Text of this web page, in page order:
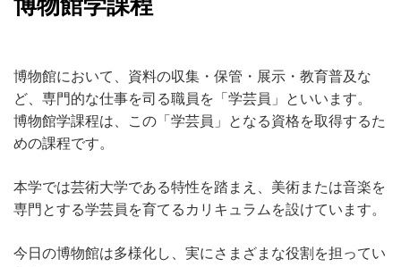
博物館学課程
博物館において、資料の収集・保管・展示・教育普及な
ど、専門的な仕事を司る職員を「学芸員」といいます。
博物館学課程は、この「学芸員」となる資格を取得するた
めの課程です。
本学では芸術大学である特性を踏まえ、美術または音楽を
専門とする学芸員を育てるカリキュラムを設けています。
今日の博物館は多様化し、実にさまざまな役割を担ってい